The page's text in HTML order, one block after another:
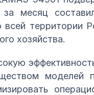
за месяц
территории
хозяйства.
моделей